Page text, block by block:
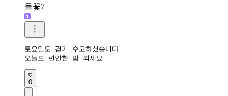
들꽃7
토요일도 걷기 수고하셨습니다
오늘도 편안한 밤 되세요
0